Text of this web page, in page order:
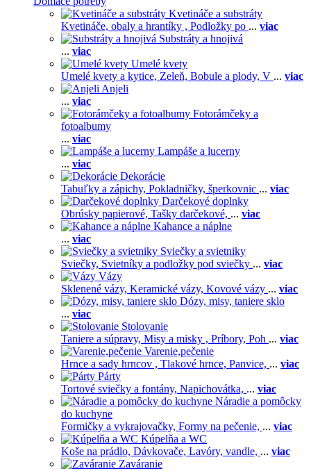
Kvetináče a substráty
Kvetináče, obaly a hrantíky , Podložky po ... viac
Substráty a hnojivá
... viac
Umelé kvety
Umelé kvety a kytice, Zeleň, Bobule a plody, V ... viac
Anjeli
... viac
Fotorámčeky a
fotoalbumy
... viac
Lampáše a lucerny
... viac
Dekorácie
Tabuľky a zápichy, Pokladničky, šperkovnic ... viac
Darčekové doplnky
Obrúsky papierové, Tašky darčekové, ... viac
Kahance a náplne
... viac
Sviečky a svietniky
Sviečky, Svietníky a podložky pod sviečky ... viac
Vázy
Sklenené vázy, Keramické vázy, Kovové vázy ... viac
Dózy, misy, taniere sklo
... viac
Stolovanie
Taniere a súpravy, Misy a misky , Príbory, Poh ... viac
Varenie,pečenie
Hrnce a sady hrncov , Tlakové hrnce, Panvice, ... viac
Párty
Tortové sviečky a fontány, Napichovátka, ... viac
Náradie a pomôcky
do kuchyne
Formičky a vykrajovačky, Formy na pečenie, ... viac
Kúpelňa a WC
Koše na prádlo, Dávkovače, Lavóry, vandle, ... viac
Zaváranie